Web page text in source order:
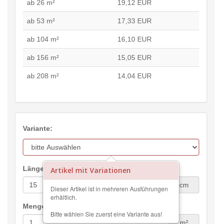
ab 26 m² 19,12 EUR
ab 53 m² 17,33 EUR
ab 104 m² 16,10 EUR
ab 156 m² 15,05 EUR
ab 208 m² 14,04 EUR
Variante:
Artikel mit Variationen
Dieser Artikel ist in mehreren Ausführungen
erhältlich.
Bitte wählen Sie zuerst eine Variante aus!
Länge:
cm
Menge: